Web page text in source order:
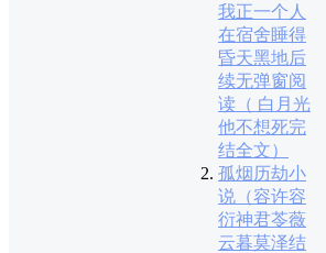
我正一个人
在宿舍睡得
昏天黑地后
续无弹窗阅
读（ 白月光
他不想死完
结全文）
孤烟历劫小
说（容许容
衍神君苓薇
云暮莫泽结